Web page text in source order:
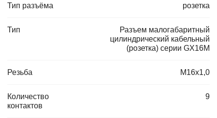
Тип разъёма розетка
Тип
Разъем малогабаритный
цилиндрический кабельный
(розетка) серии GX16M
Резьба M16x1,0
Количество
контактов
9